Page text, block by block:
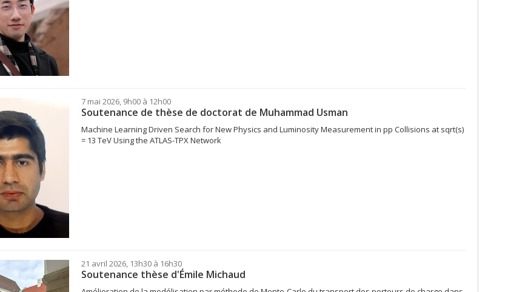
7 mai 2026, 9h00 à 12h00
Soutenance de thèse de doctorat de Muhammad Usman
Machine Learning Driven Search for New Physics and Luminosity Measurement in pp Collisions at sqrt(s)
= 13 TeV Using the ATLAS-TPX Network
21 avril 2026, 13h30 à 16h30
Soutenance thèse d'Émile Michaud